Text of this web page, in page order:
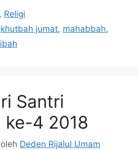
, Religi
khutbah jumat, mahabbah,
Santri
ke-4 2018
oleh Deden Rijalul Umam